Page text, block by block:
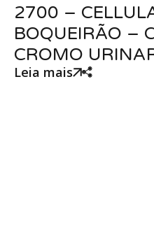
2700 –
BOQUEIRÃO –
CROMO
Leia mais